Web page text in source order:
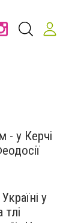
- у Керчі
у